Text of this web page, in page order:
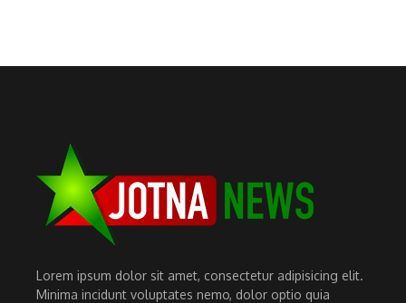
Lorem ipsum dolor sit amet, consectetur adipisicing elit.
Minima incidunt voluptates nemo, dolor optio quia